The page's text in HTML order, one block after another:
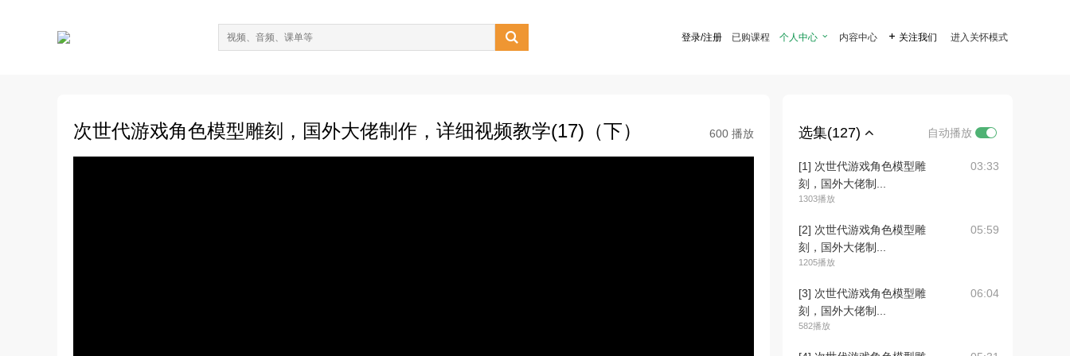
 登录/注册 已购课程 个人中心  内容中心  关注我们 进入关怀模式
次世代游戏角色模型雕刻，国外大佬制作，详细视频教学(17)（下） 600 播放 选集(127) 自动播放
[1] 次世代游戏角色模型雕
刻，国外大佬制...
1303播放
03:33
[2] 次世代游戏角色模型雕
刻，国外大佬制...
1205播放
05:59
[3] 次世代游戏角色模型雕
刻，国外大佬制...
582播放
06:04